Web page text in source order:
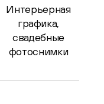
Интерьерная
графика,
свадебные
фотоснимки